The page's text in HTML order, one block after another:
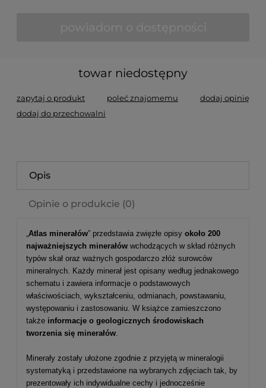
towar niedostępny
zapytaj o produkt poleć znajomemu
dodaj opinię
dodaj do przechowalni
Opis
Opinie o produkcie (0)
„Atlas minerałów” przedstawia zwięzłe opisy około 200
najważniejszych minerałów wchodzących w skład różnych
typów skał oraz ważnych gospodarczo złóż surowców
mineralnych. Każdy minerał jest opisany według jednakowego
schematu i zawiera informacje o podstawowych
właściwościach, wykształceniu, odmianach, powstawaniu,
występowaniu i zastosowaniu. W książce zamieszczono
także informacje o geologicznych środowiskach
tworzenia się minerałów.
Minerały zostały ułożone zgodnie z przyjętą w mineralogii
systematyką i przedstawione na wybranych zdjęciach tak, by
prezentowały ich indywidualne cechy i jednocześnie